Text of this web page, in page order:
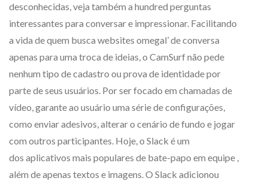
desconhecidas, veja também a hundred perguntas
interessantes para conversar e impressionar. Facilitando
a vida de quem busca websites omegal’ de conversa
apenas para uma troca de ideias, o CamSurf não pede
nenhum tipo de cadastro ou prova de identidade por
parte de seus usuários. Por ser focado em chamadas de
vídeo, garante ao usuário uma série de configurações,
como enviar adesivos, alterar o cenário de fundo e jogar
com outros participantes. Hoje, o Slack é um
dos aplicativos mais populares de bate-papo em equipe ,
além de apenas textos e imagens. O Slack adicionou